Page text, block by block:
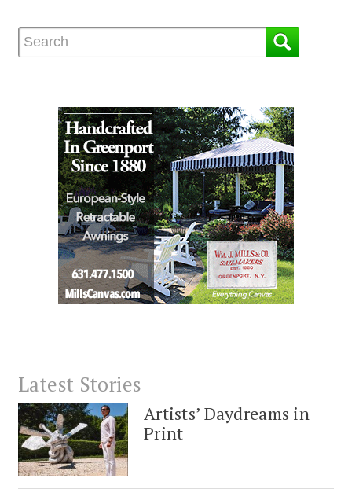
Latest Stories
Artists’ Daydreams in
Print